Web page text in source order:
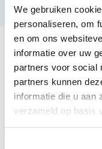
We gebruiken
personaliseren, om
en om ons
informatie over uw
partners voor social
partners kunnen
informatie die u aan
verzameld op basis
Lees ook